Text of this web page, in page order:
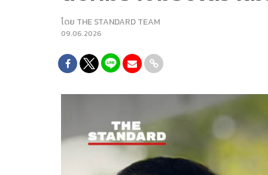
โดย THE STANDARD TEAM
09.06.2026